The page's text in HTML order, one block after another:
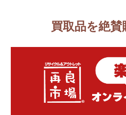
買取品を絶賛